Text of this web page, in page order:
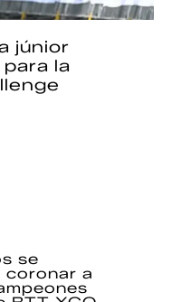
júnior
la
se
coronar a